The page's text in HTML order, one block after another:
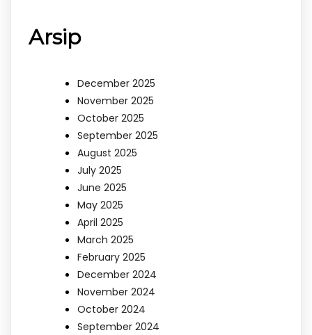
Arsip
December 2025
November 2025
October 2025
September 2025
August 2025
July 2025
June 2025
May 2025
April 2025
March 2025
February 2025
December 2024
November 2024
October 2024
September 2024